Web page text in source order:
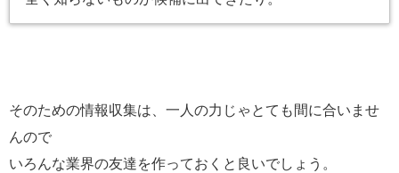
そのための情報収集は、一人の力じゃとても間に合いませ
んので
いろんな業界の友達を作っておくと良いでしょう。